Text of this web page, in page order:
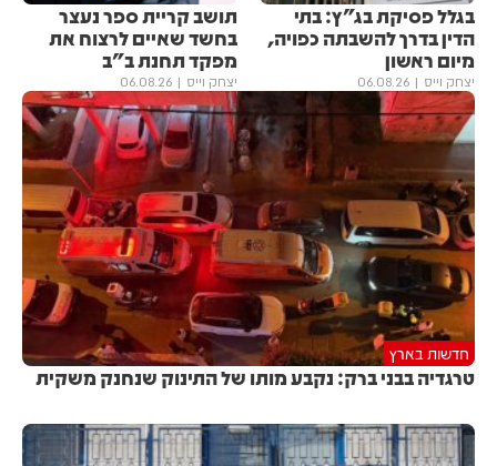
בגלל פסיקת בג"ץ: בתי
הדין בדרך להשבתה כפויה,
מיום ראשון
יצחק וייס 06.08.26
תושב קריית ספר נעצר
בחשד שאיים לרצוח את
מפקד תחנת ב"ב
יצחק וייס 06.08.26
חדשות בארץ
טרגדיה בבני ברק: נקבע מותו של התינוק שנחנק משקית